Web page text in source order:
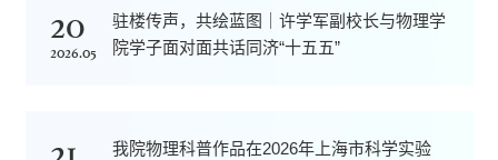
20
2026.05
驻楼传声，共绘蓝图｜许学军副校长与物理学
院学子面对面共话同济“十五五”
我院物理科普作品在2026年上海市科学实验